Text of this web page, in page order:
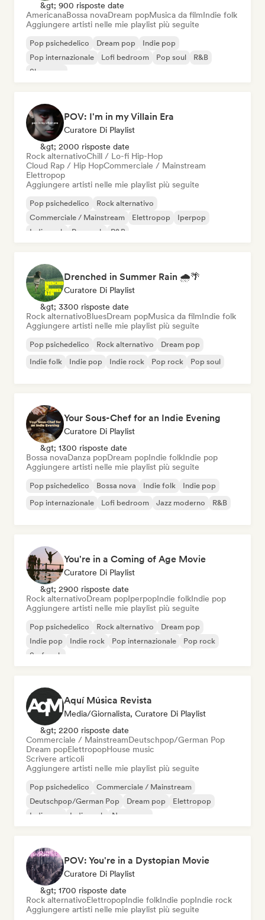
&gt; 900 risposte date
AmericanaBossa novaDream popMusica da filmIndie folk
Aggiungere artisti nelle mie playlist più seguite
Pop psichedelico Dream pop
Indie pop
Pop internazionale
Lofi bedroom Pop soul
R&B
Shoegaze
POV: I'm in my Villain Era
Curatore Di Playlist
&gt; 2000 risposte date
Rock alternativoChill / Lo-fi Hip-Hop
Cloud Rap / Hip HopCommerciale / Mainstream
Elettropop
Aggiungere artisti nelle mie playlist più seguite
Pop psichedelico
Rock alternativo
Commerciale / Mainstream
Elettropop
Iperpop
Indie rock
Pop rock R&B
Drenched in Summer Rain 🌧️🌴
Curatore Di Playlist
&gt; 3300 risposte date
Rock alternativoBluesDream popMusica da filmIndie folk
Aggiungere artisti nelle mie playlist più seguite
Pop psichedelico Rock alternativo
Dream pop
Indie folk
Indie pop Indie rock Pop rock Pop soul
Your Sous-Chef for an Indie Evening
Curatore Di Playlist
&gt; 1300 risposte date
Bossa novaDanza popDream popIndie folkIndie pop
Aggiungere artisti nelle mie playlist più seguite
Pop psichedelico Bossa nova Indie folk
Indie pop
Pop internazionale
Lofi bedroom Jazz moderno R&B
You're in a Coming of Age Movie
Curatore Di Playlist
&gt; 2900 risposte date
Rock alternativoDream popIperpopIndie folkIndie pop
Aggiungere artisti nelle mie playlist più seguite
Pop psichedelico Rock alternativo
Dream pop
Indie pop
Indie rock Pop internazionale
Pop rock
Surf rock
Aquí Música Revista
Media/Giornalista, Curatore Di Playlist
&gt; 2200 risposte date
Commerciale / MainstreamDeutschpop/German Pop
Dream popElettropopHouse music
Scrivere articoli
Aggiungere artisti nelle mie playlist più seguite
Pop psichedelico
Commerciale / Mainstream
Deutschpop/German Pop
Dream pop
Elettropop
Indie pop
Indie rock New wave
POV: You're in a Dystopian Movie
Curatore Di Playlist
&gt; 1700 risposte date
Rock alternativoElettropopIndie folkIndie popIndie rock
Aggiungere artisti nelle mie playlist più seguite